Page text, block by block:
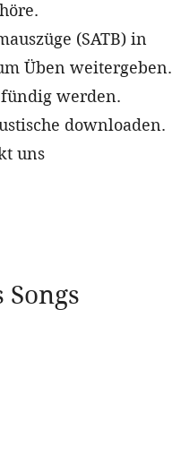
(SATB) in
Üben weitergeben.
fündig werden.
downloaden.
uns
Songs